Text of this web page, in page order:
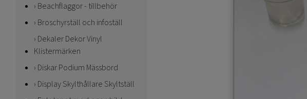
Beachflaggor - tillbehör
Broschyrställ och infoställ
Dekaler Dekor Vinyl
Klistermärken
Diskar Podium Mässbord
Display Skylthållare Skyltställ